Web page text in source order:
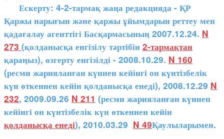
Ескерту: 4-2-тармақ жаңа редакцияда - ҚР
Қаржы нарығын және қаржы ұйымдарын реттеу мен
қадағалау агенттігі Басқармасының 2007.12.24. N
273 (қолданысқа енгізілу тәртібін 2-тармақтан
қараңыз), өзгерту енгізілді - 2008.10.29. N 160
(ресми жарияланған күннен кейінгі он күнтізбелік
күн өткеннен кейін қолданысқа енеді), 2008.12.29 N
232, 2009.09.26 N 211 (ресми жарияланған күннен
кейінгі он күнтізбелік күн өткеннен кейін
қолданысқа енеді), 2010.03.29 N 49Қаулыларымен.